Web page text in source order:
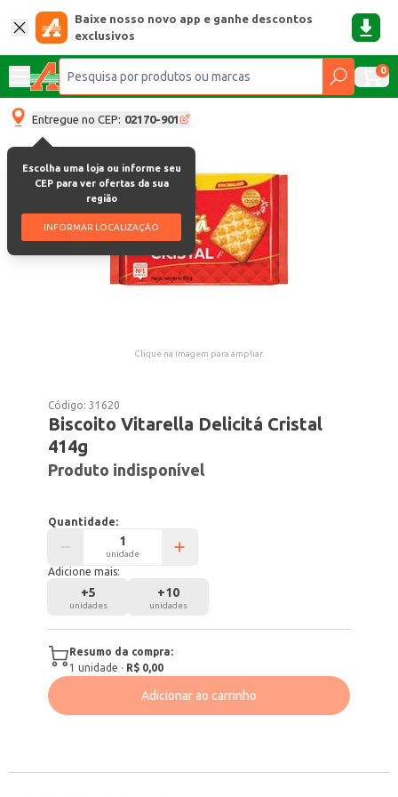
Baixe nosso novo app e ganhe descontos
exclusivos
0
Entregue no CEP: 02170-901
Escolha uma loja ou informe seu
CEP para ver ofertas da sua
região
INFORMAR LOCALIZAÇÃO
Clique na imagem para ampliar.
Código:31620
Biscoito Vitarella Delicitá Cristal
414g
Produto indisponível
Quantidade:
unidade
Adicione mais:
+5
unidades
+10
unidades
Resumo da compra:
1 unidade · R$ 0,00
Adicionar ao carrinho